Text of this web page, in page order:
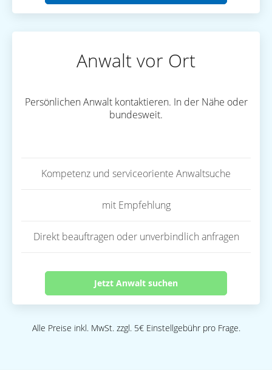
Anwalt vor Ort
Persönlichen Anwalt kontaktieren. In der Nähe oder
bundesweit.
Kompetenz und serviceoriente Anwaltsuche
mit Empfehlung
Direkt beauftragen oder unverbindlich anfragen
Jetzt Anwalt suchen
Alle Preise inkl. MwSt. zzgl. 5€ Einstellgebühr pro Frage.